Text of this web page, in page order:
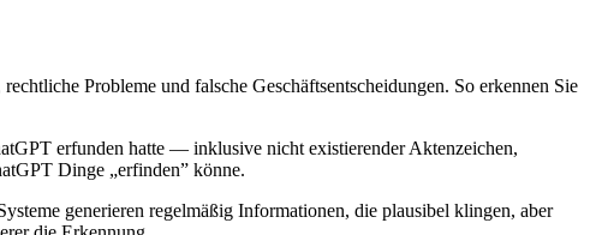
Probleme und falsche Geschäftsentscheidungen. So erkennen Sie
erfunden hatte — inklusive nicht existierender Aktenzeichen,
Dinge „erfinden” könne.
generieren regelmäßig Informationen, die plausibel klingen, aber